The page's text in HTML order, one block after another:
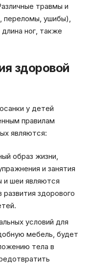
травмы и
переломы, ушибы),
ног, также
здоровой
у детей
правилам
являются:
образ жизни,
и занятия
и шеи являются
здорового
условий для
мебель, будет
тела в